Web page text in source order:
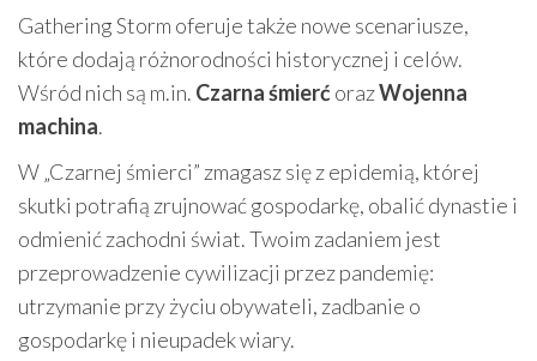
Gathering Storm oferuje także nowe scenariusze,
które dodają różnorodności historycznej i celów.
Wśród nich są m.in. Czarna śmierćorazWojenna
machina.
W „Czarnej śmierci” zmagasz się z epidemią, której
skutki potrafią zrujnować gospodarkę, obalić dynastie i
odmienić zachodni świat. Twoim zadaniem jest
przeprowadzenie cywilizacji przez pandemię:
utrzymanie przy życiu obywateli, zadbanie o
gospodarkę i nieupadek wiary.